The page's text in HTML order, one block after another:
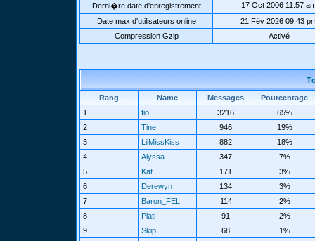
Derni�re date d'enregistrement
17 Oct 2006 11:57
Date max d'utilisateurs online
21 Fév 2026 09:43
Compression Gzip
Activé
Rang Name Messages
Pourcentage
1
fio 3216
65%
2
Tine 946
19%
3
LilMissKiss 882
18%
4
Alyssa 347
7%
5
Kat 171
3%
6
Derewyn 134
3%
7
Baron_FEL 114
2%
8
Plati 91
2%
9
Skip 68
1%